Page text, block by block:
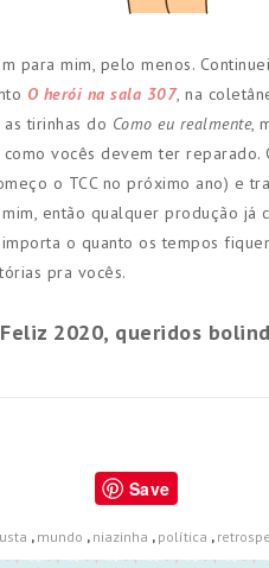
para mim, pelo menos.
O herói na sala 307, na
tirinhas do Como eu realmente,
vocês devem ter
o TCC no próximo ano) e
então qualquer produção já
o quanto os tempos
pra vocês.
Feliz 2020, queridos
Save
, mundo , niazinha , política ,